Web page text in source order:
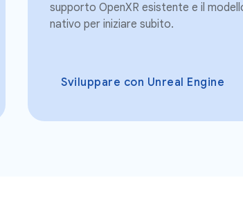
supporto OpenXR esistente e il
nativo per iniziare subito.
Sviluppare con Unreal Engine